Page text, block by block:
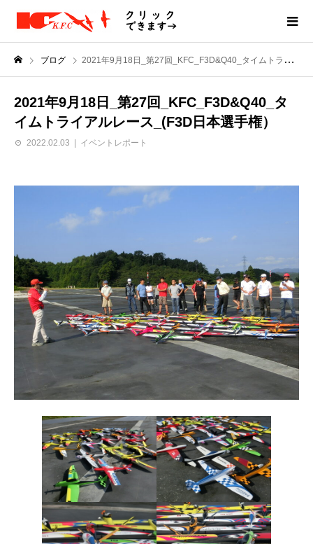
ブログ 2021年9月18日_第27回_KFC_F3D&Q40_タイムトライアルレース_(F3D日本選手権）
2021年9月18日_第27回_KFC_F3D&Q40_タ
イムトライアルレース_(F3D日本選手権）
2022.02.03 イベントレポート